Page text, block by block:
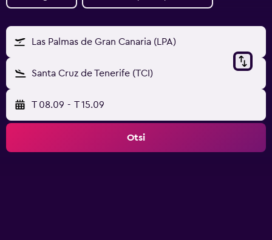
Las Palmas de Gran Canaria (LPA)
Santa Cruz de Tenerife (TCI)
T 08.09 - T 15.09
Otsi